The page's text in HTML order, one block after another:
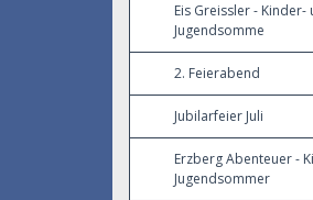
Eis Greissler - Kinder-
Jugendsomme
2. Feierabend
Jubilarfeier Juli
Erzberg Abenteuer -
Jugendsommer